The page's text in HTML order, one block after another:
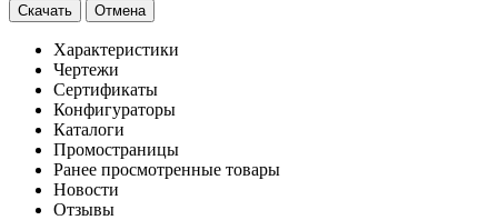
Скачать Отмена
Характеристики
Чертежи
Сертификаты
Конфигураторы
Каталоги
Промостраницы
Ранее просмотренные товары
Новости
Отзывы